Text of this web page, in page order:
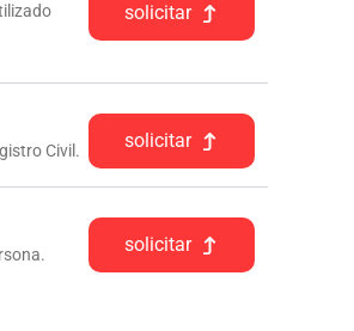
solicitar
Civil. solicitar
solicitar